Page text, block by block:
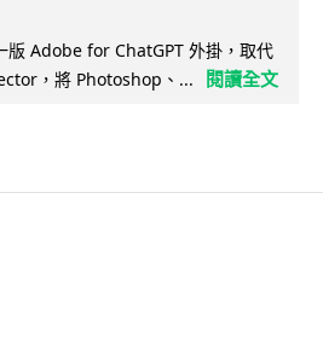
版 Adobe for ChatGPT 外掛，取代
，將 Photoshop、...
閱讀全文